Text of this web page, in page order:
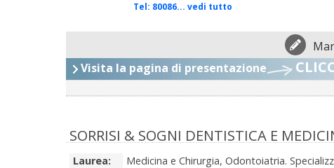
Tel: 80086... vedi tutto
Visita la pagina di presentazione
SORRISI & SOGNI DENTISTICA E
Laurea:
Medicina e Chirurgia, Odontoiatria.